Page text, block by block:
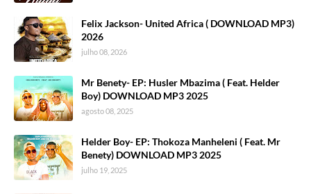
Felix Jackson- United Africa ( DOWNLOAD MP3)
2026
julho 08, 2026
Mr Benety- EP: Husler Mbazima ( Feat. Helder
Boy) DOWNLOAD MP3 2025
agosto 08, 2025
Helder Boy- EP: Thokoza Manheleni ( Feat. Mr
Benety) DOWNLOAD MP3 2025
julho 19, 2025